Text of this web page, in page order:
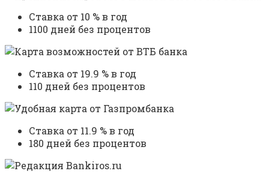
Ставка от 10 % в год
1100 дней без процентов
Ставка от 19.9 % в год
110 дней без процентов
Ставка от 11.9 % в год
180 дней без процентов